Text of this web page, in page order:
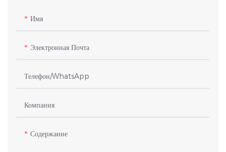
Имя
Электронная Почта
Телефон/WhatsApp
Компания
Содержание